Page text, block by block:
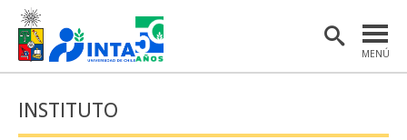
MENÚ
INSTITUTO
INSTITUTO